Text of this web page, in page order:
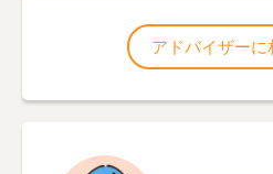
アドバイザーに